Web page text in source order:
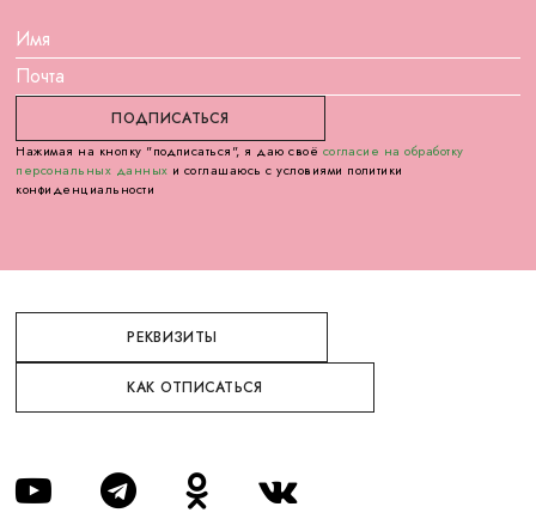
Нажимая на кнопку "подписаться", я даю своё согласие на обработку
персональных данных и соглашаюсь с условиями политики
конфиденциальности
РЕКВИЗИТЫ
КАК ОТПИСАТЬСЯ